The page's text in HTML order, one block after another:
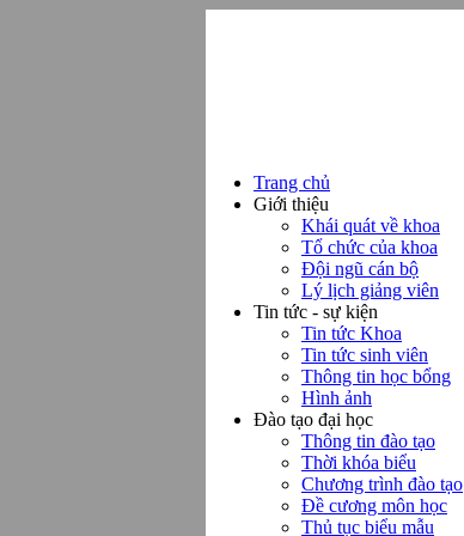
Trang chủ
Giới thiệu
Khái quát về khoa
Tổ chức của khoa
Đội ngũ cán bộ
Lý lịch giảng viên
Tin tức - sự kiện
Tin tức Khoa
Tin tức sinh viên
Thông tin học bổng
Hình ảnh
Đào tạo đại học
Thông tin đào tạo
Thời khóa biểu
Chương trình đào tạo
Đề cương môn học
Thủ tục biểu mẫu